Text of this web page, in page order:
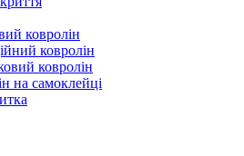
ковролін
ковролін
ковролін
на самоклейці